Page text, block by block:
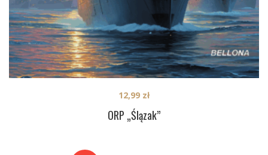
ORP „Ślązak”
12,99 zł